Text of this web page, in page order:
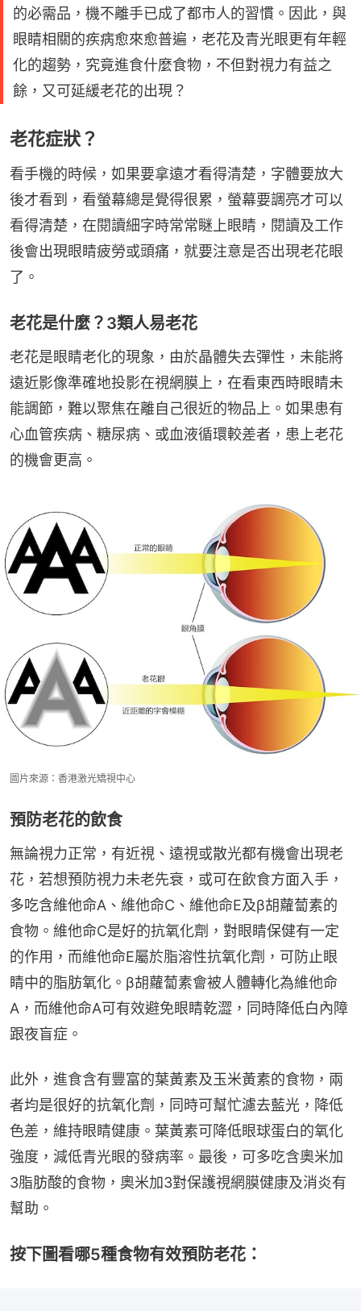
的必需品，機不離手已成了都市人的習慣。因此，與
眼睛相關的疾病愈來愈普遍，老花及青光眼更有年輕
化的趨勢，究竟進食什麼食物，不但對視力有益之
餘，又可延緩老花的出現？
老花症狀？
看手機的時候，如果要拿遠才看得清楚，字體要放大
後才看到，看螢幕總是覺得很累，螢幕要調亮才可以
看得清楚，在閱讀細字時常常瞇上眼睛，閱讀及工作
後會出現眼睛疲勞或頭痛，就要注意是否出現老花眼
了。
老花是什麼？3類人易老花
老花是眼睛老化的現象，由於晶體失去彈性，未能將
遠近影像準確地投影在視網膜上，在看東西時眼睛未
能調節，難以聚焦在離自己很近的物品上。如果患有
心血管疾病、糖尿病、或血液循環較差者，患上老花
的機會更高。
圖片來源：香港激光矯視中心
預防老花的飲食
無論視力正常，有近視、遠視或散光都有機會出現老
花，若想預防視力未老先衰，或可在飲食方面入手，
多吃含維他命A、維他命C、維他命E及β胡蘿蔔素的
食物。維他命C是好的抗氧化劑，對眼睛保健有一定
的作用，而維他命E屬於脂溶性抗氧化劑，可防止眼
睛中的脂肪氧化。β胡蘿蔔素會被人體轉化為維他命
A，而維他命A可有效避免眼睛乾澀，同時降低白內障
跟夜盲症。
此外，進食含有豐富的葉黃素及玉米黃素的食物，兩
者均是很好的抗氧化劑，同時可幫忙濾去藍光，降低
色差，維持眼睛健康。葉黃素可降低眼球蛋白的氧化
強度，減低青光眼的發病率。最後，可多吃含奧米加
3脂肪酸的食物，奧米加3對保護視網膜健康及消炎有
幫助。
按下圖看哪5種食物有效預防老花：